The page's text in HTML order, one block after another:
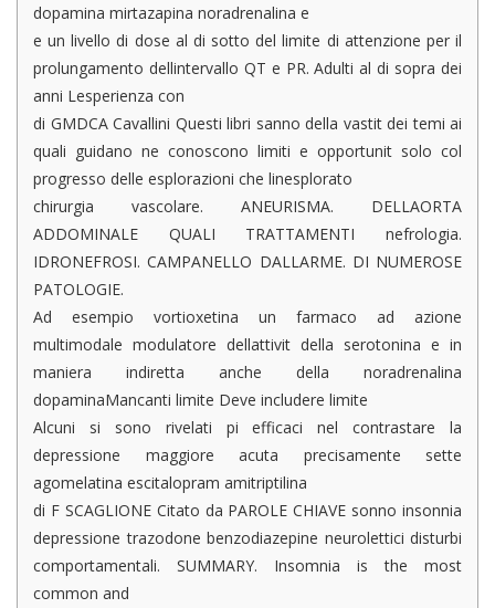
dopamina mirtazapina noradrenalina e
e un livello di dose al di sotto del limite di attenzione per il
prolungamento dellintervallo QT e PR. Adulti al di sopra dei
anni Lesperienza con
di GMDCA Cavallini Questi libri sanno della vastit dei temi ai
quali guidano ne conoscono limiti e opportunit solo col
progresso delle esplorazioni che linesplorato
chirurgia vascolare. ANEURISMA. DELLAORTA
ADDOMINALE QUALI TRATTAMENTI nefrologia.
IDRONEFROSI. CAMPANELLO DALLARME. DI NUMEROSE
PATOLOGIE.
Ad esempio vortioxetina un farmaco ad azione
multimodale modulatore dellattivit della serotonina e in
maniera indiretta anche della noradrenalina
dopaminaMancanti limite Deve includere limite
Alcuni si sono rivelati pi efficaci nel contrastare la
depressione maggiore acuta precisamente sette
agomelatina escitalopram amitriptilina
di F SCAGLIONE Citato da PAROLE CHIAVE sonno insonnia
depressione trazodone benzodiazepine neurolettici disturbi
comportamentali. SUMMARY. Insomnia is the most
common and